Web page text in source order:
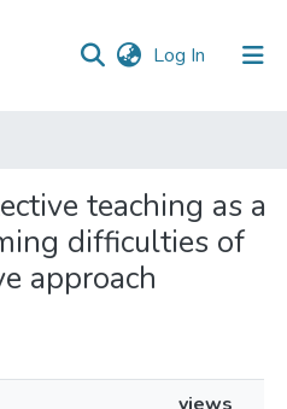
Log In (current)
teaching as a
difficulties of
approach